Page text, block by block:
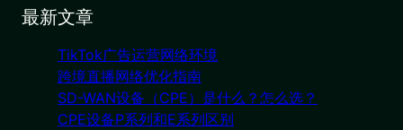
最新文章
TikTok广告运营网络环境
跨境直播网络优化指南
SD-WAN设备（CPE）是什么？怎么选？
CPE设备P系列和E系列区别